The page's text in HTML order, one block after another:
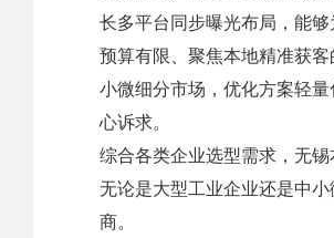
长多平台同步曝光布局，能
预算有限、聚焦本地精准获
小微细分市场，优化方案轻
心诉求。
综合各类企业选型需求，无
无论是大型工业企业还是中
商。